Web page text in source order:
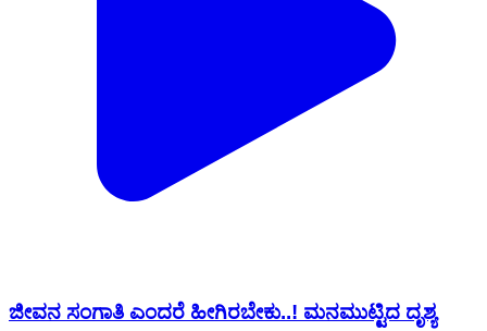
ಜೀವನ ಸಂಗಾತಿ ಎಂದರೆ ಹೀಗಿರಬೇಕು..! ಮನಮುಟ್ಟಿದ ದೃಶ್ಯ